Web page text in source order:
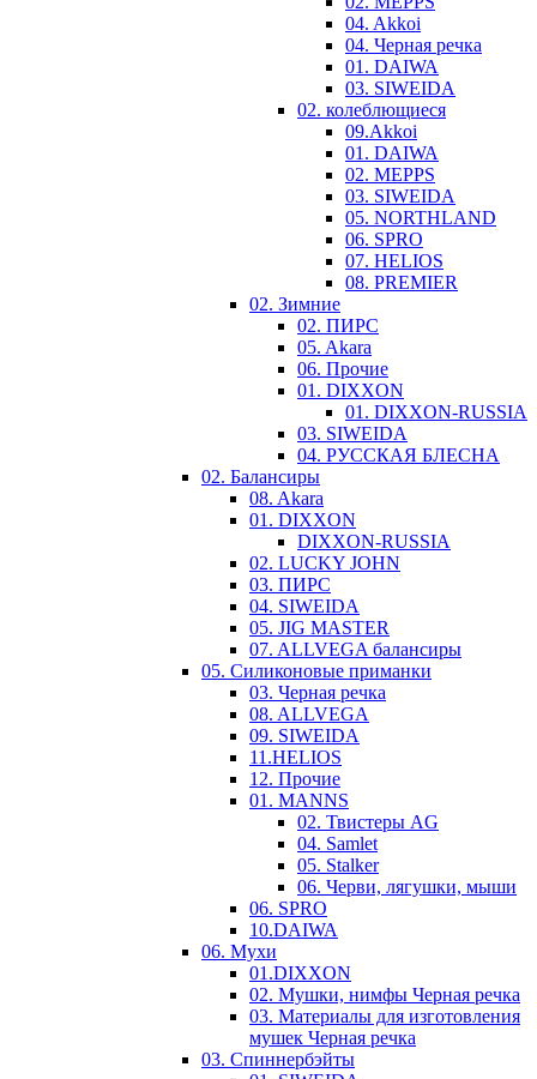
04. Akkoi
04. Черная речка
01. DAIWA
03. SIWEIDA
02. колеблющиеся
09.Akkoi
01. DAIWA
02. MEPPS
03. SIWEIDA
05. NORTHLAND
06. SPRO
07. HELIOS
08. PREMIER
02. Зимние
02. ПИРС
05. Akara
06. Прочие
01. DIXXON
01. DIXXON-RUSSIA
03. SIWEIDA
04. РУССКАЯ БЛЕСНА
02. Балансиры
08. Akara
01. DIXXON
DIXXON-RUSSIA
02. LUCKY JOHN
03. ПИРС
04. SIWEIDA
05. JIG MASTER
07. ALLVEGA балансиры
05. Силиконовые приманки
03. Черная речка
08. ALLVEGA
09. SIWEIDA
11.HELIOS
12. Прочие
01. MANNS
02. Твистеры AG
04. Samlet
05. Stalker
06. Черви, лягушки, мыши
06. SPRO
10.DAIWA
06. Мухи
01.DIXXON
02. Мушки, нимфы Черная речка
03. Материалы для изготовления
мушек Черная речка
03. Cпиннербэйты